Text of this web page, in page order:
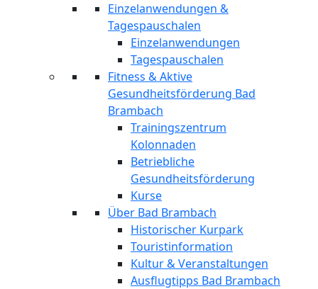
Einzelanwendungen &
Tagespauschalen
Einzelanwendungen
Tagespauschalen
Fitness & Aktive
Gesundheitsförderung Bad
Brambach
Trainingszentrum
Kolonnaden
Betriebliche
Gesundheitsförderung
Kurse
Über Bad Brambach
Historischer Kurpark
Touristinformation
Kultur & Veranstaltungen
Ausflugtipps Bad Brambach